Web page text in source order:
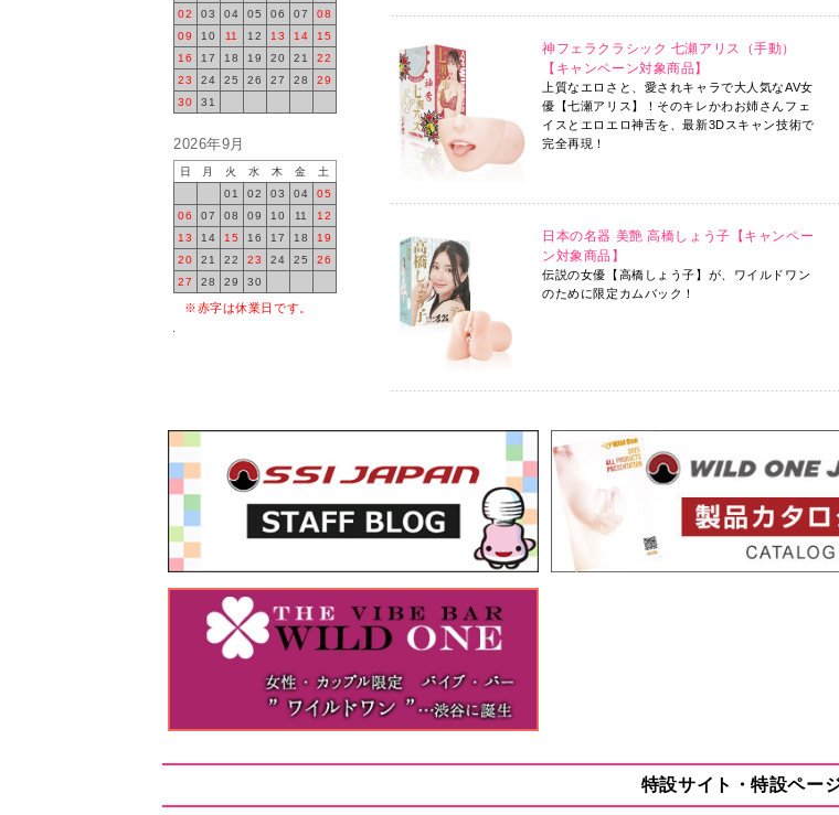
02
03 04 05 06 07
08
09
10 11 12 13 14
15
16
17 18 19 20 21
22
23
24 25 26 27 28
29
30
31
2026年9月
日 月 火 水 木 金
土
01
02 03 04
05
06
07 08 09 10 11
12
13
14 15 16 17 18
19
20
21 22 23 24 25
26
27
28 29 30
※赤字は休業日です。
神フェラ 美谷朱音（電動）
2025.7.10
新製品販売開始
日本の名器山岸あや花、絶対イカせるアナルローション第2弾全3種
2025.6.25 新製品発売決定
日本の名器山岸あや花、絶対イカせるアナルローション第2弾全3種
2025.6.20 新製品販売開始
日本の名器新作2種、ホワイトラバー スリム/スーパースリム、PVAドライ
2025.6.10 新製品販売開始
絶対イカせるローション 180ml 第3弾 全6種
2025.6.4
ラベル変更のお知らせ
神フェラ唾液ローション ラベル変更のお知らせ
2025.5.20
新製品販売開始
とろとろローション極 恋渕ももな 全17種
2025.5.15
新製品販売開始
2025.4.30 新製品販売開始
新製品販売開始
日本のローション8種
新製品販売開始
日本の名器 田中ねね
2025.2.20
新製品販売開始
神フェラクラシック 天月あず(手動)
2025.1.20 新製品販売開始
女性用催淫カプセル ルブリカ・リブカ
2024.12.12
新製品販売開始
神フェラクラシック 田中ねね(手動)/絶対イカせるアナルローション/ルナ
リズム/日本のローション12種
2024.12.5
新製品販売開始
ニップルドームR アドベンチャー ブラック
日本の名器新作2種
神フェラクラシック 七瀬アリス（手動）
【キャンペーン対象商品】
上質なエロさと、愛されキャラで大人気なAV女
優【七瀬アリス】！そのキレかわお姉さんフェ
イスとエロエロ神舌を、最新3Dスキャン技術で
完全再現！
日本の名器 美艶 高橋しょう子【キャンペー
ン対象商品】
伝説の女優【高橋しょう子】が、ワイルドワン
のために限定カムバック！
特設サイト・特設ペー